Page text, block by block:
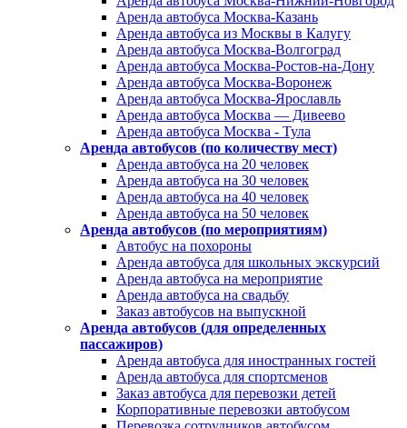
Аренда автобуса Москва-Казань
Аренда автобуса из Москвы в Калугу
Аренда автобуса Москва-Волгоград
Аренда автобуса Москва-Ростов-на-Дону
Аренда автобуса Москва-Воронеж
Аренда автобуса Москва-Ярославль
Аренда автобуса Москва — Дивеево
Аренда автобуса Москва - Тула
Аренда автобусов (по количеству мест)
Аренда автобуса на 20 человек
Аренда автобуса на 30 человек
Аренда автобуса на 40 человек
Аренда автобуса на 50 человек
Аренда автобусов (по мероприятиям)
Автобус на похороны
Аренда автобуса для школьных экскурсий
Аренда автобуса на мероприятие
Аренда автобуса на свадьбу
Заказ автобусов на выпускной
Аренда автобусов (для определенных
пассажиров)
Аренда автобуса для иностранных гостей
Аренда автобуса для спортсменов
Заказ автобуса для перевозки детей
Корпоративные перевозки автобусом